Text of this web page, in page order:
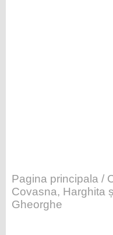
Pagina principala /
Covasna, Harghita
Gheorghe